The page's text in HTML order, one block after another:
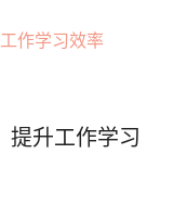
提升工作学习